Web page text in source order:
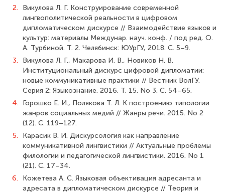
2.
Викулова Л. Г. Конструирование современной
лингвополитической реальности в цифровом
дипломатическом дискурсе // Взаимодействие языков и
культур: материалы Междунар. науч. конф. / под ред. О.
А. Турбиной. Т. 2. Челябинск: ЮУрГУ, 2018. С. 5–9.
3.
Викулова Л. Г., Макарова И. В., Новиков Н. В.
Институциональный дискурс цифровой дипломатии:
новые коммуникативные практики // Вестник ВолГУ.
Серия 2: Языкознание. 2016. Т. 15. No 3. С. 54–65.
4. Горошко Е. И., Полякова Т. Л. К построению типологии
жанров социальных медий // Жанры речи. 2015. No 2
(12). С. 119–127.
5.
Карасик В. И. Дискурсология как направление
коммуникативной лингвистики // Актуальные проблемы
филологии и педагогической лингвистики. 2016. No 1
(21). С. 17–34.
6.
Кожетева А. С. Языковая объективация адресанта и
адресата в дипломатическом дискурсе // Теория и